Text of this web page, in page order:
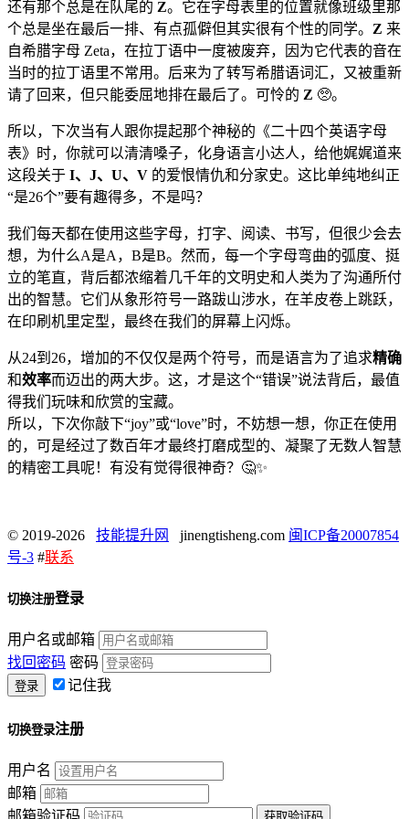
还有那个总是在队尾的 Z。它在字母表里的位置就像班级里那
个总是坐在最后一排、有点孤僻但其实很有个性的同学。 Z 来
自希腊字母 Zeta，在拉丁语中一度被废弃，因为它代表的音在
当时的拉丁语里不常用。后来为了转写希腊语词汇，又被重新
请了回来，但只能委屈地排在最后了。可怜的 Z 🥺。
所以，下次当有人跟你提起那个神秘的《二十四个英语字母
表》时，你就可以清清嗓子，化身语言小达人，给他娓娓道来
这段关于 I、J、U、V 的爱恨情仇和分家史。这比单纯地纠正
“是26个”要有趣得多，不是吗？
我们每天都在使用这些字母，打字、阅读、书写，但很少会去
想，为什么A是A，B是B。然而，每一个字母弯曲的弧度、挺
立的笔直，背后都浓缩着几千年的文明史和人类为了沟通所付
出的智慧。它们从象形符号一路跋山涉水，在羊皮卷上跳跃，
在印刷机里定型，最终在我们的屏幕上闪烁。
从24到26，增加的不仅仅是两个符号，而是语言为了追求精确
和效率而迈出的两大步。这，才是这个“错误”说法背后，最值
得我们玩味和欣赏的宝藏。
所以，下次你敲下“joy”或“love”时，不妨想一想，你正在使用
的，可是经过了数百年才最终打磨成型的、凝聚了无数人智慧
的精密工具呢！有没有觉得很神奇？🤔✨
© 2019-2026 技能提升网 jinengtisheng.com 闽ICP备20007854
号-3 #联系
切换注册登录
用户名或邮箱
找回密码 密码
记住我
切换登录注册
用户名
邮箱
邮箱验证码